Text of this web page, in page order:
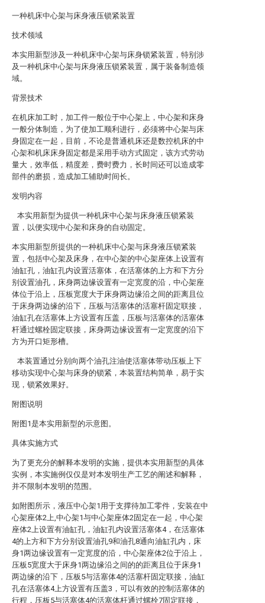
一种机床中心架与床身液压锁紧装置
技术领域
本实用新型涉及一种机床中心架与床身锁紧装置，特别涉
及一种机床中心架与床身液压锁紧装置，属于装备制造领
域。
背景技术
在机床加工时，加工件一般位于中心架上，中心架和床身
一般分体制造，为了使加工顺利进行，必须将中心架与床
身固定在一起，目前，不论是普通机床还是数控机床的中
心架和机床床身固定都是采用手动方式固定，该方式劳动
量大，效率低，精度差，费时费力，长时间还可以造成零
部件的磨损，造成加工辅助时间长。
发明内容
本实用新型为提供一种机床中心架与床身液压锁紧装
置，以便实现中心架和床身的自动固定。
本实用新型所提供的一种机床中心架与床身液压锁紧装
置，包括中心架及床身，在中心架的中心架座体上设置有
油缸孔，油缸孔内设置活塞体，在活塞体的上方和下方分
别设置油孔，床身两边缘设置有一定宽度的沿，中心架座
体位于沿上，压板宽度大于床身两边缘沿之间的距离且位
于床身两边缘的沿下，压板与活塞体的活塞杆固定联接，
油缸孔在活塞体上方设置有压盖，压板与活塞体的活塞体
杆通过螺栓固定联接，床身两边缘设置有一定宽度的沿下
方为开口矩形槽。
本装置通过分别向两个油孔注油使活塞体带动压板上下
移动实现中心架与床身的锁紧，本装置结构简单，易于实
现，锁紧效果好。
附图说明
附图1是本实用新型的示意图。
具体实施方式
为了更充分的解释本发明的实施，提供本实用新型的具体
实例，本实施例仅仅是对本发明生产工艺的阐述和解释，
并不限制本发明的范围。
如附图所示，液压中心架1用于支撑待加工零件，安装在中
心架座体2上,中心架1与中心架座体2固定在一起，中心架
座体2上设置有油缸孔，油缸孔内设置活塞体4，在活塞体
4的上方和下方分别设置油孔9和油孔8通向油缸孔内，床
身1两边缘设置有一定宽度的沿，中心架座体2位于沿上，
压板5宽度大于床身1两边缘沿之间的的距离且位于床身1
两边缘的沿下，压板5与活塞体4的活塞杆固定联接，油缸
孔在活塞体4上方设置有压盖3，可以有效的控制活塞体的
行程，压板5与活塞体4的活塞体杆通过螺栓7固定联接，